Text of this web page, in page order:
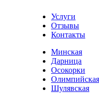
Услуги
Отзывы
Контакты
Минская
Дарница
Осокорки
Олимпийская
Шулявская